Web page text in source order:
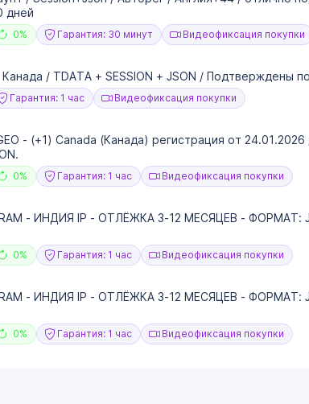
дней
0% Гарантия: 30 минут Видеофиксация покупки
/ TDATA + SESSION + JSON / Подтверждены
Гарантия: 1 час Видеофиксация покупки
- (+1) Canada (Канада) регистрация от 24.01.2026
0% Гарантия: 1 час Видеофиксация покупки
- ИНДИЯ IP - ОТЛЁЖКА 3-12 МЕСЯЦЕВ - ФОРМАТ:
0% Гарантия: 1 час Видеофиксация покупки
- ИНДИЯ IP - ОТЛЁЖКА 3-12 МЕСЯЦЕВ - ФОРМАТ:
0% Гарантия: 1 час Видеофиксация покупки